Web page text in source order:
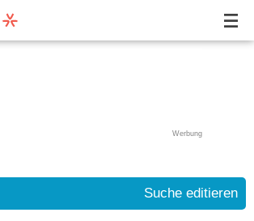
Werbung
Suche editieren